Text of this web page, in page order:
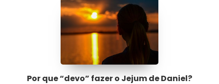
Por que “devo” fazer o Jejum de Daniel?